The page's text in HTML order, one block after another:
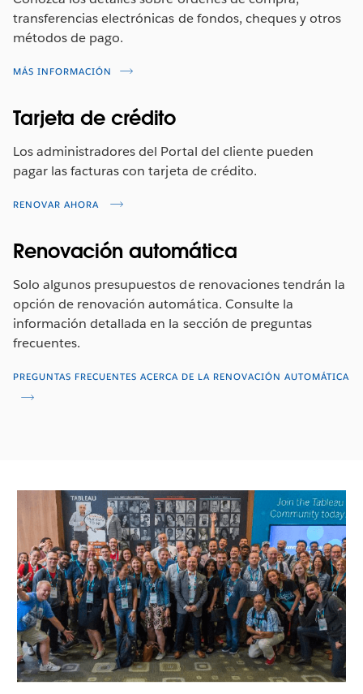
transferencias electrónicas de fondos, cheques y otros
métodos de pago.
MÁS INFORMACIÓN
Tarjeta de crédito
Los administradores del Portal del cliente pueden
pagar las facturas con tarjeta de crédito.
RENOVAR AHORA
Renovación automática
Solo algunos presupuestos de renovaciones tendrán la
opción de renovación automática. Consulte la
información detallada en la sección de preguntas
frecuentes.
PREGUNTAS FRECUENTES ACERCA DE LA RENOVACIÓN AUTOMÁTICA